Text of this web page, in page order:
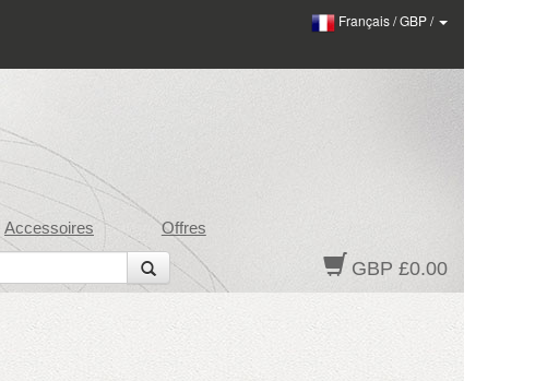
Français/GBP/
Accessoires Offres
GBP £0.00